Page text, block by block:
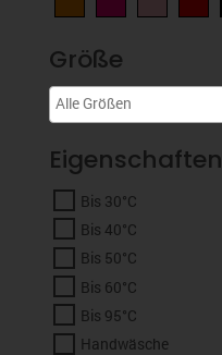
Größe
Eigenschaften
Bis 30°C
Bis 40°C
Bis 50°C
Bis 60°C
Bis 95°C
Handwäsche